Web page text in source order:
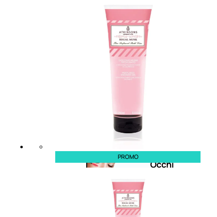
Matita Occhi
Matita Sopracciglia
Mascara
Eyeliner
Rossetto
Matita Labbra
Smalto Effetti Speciali
Occhi
Palette
occhi
PROMO